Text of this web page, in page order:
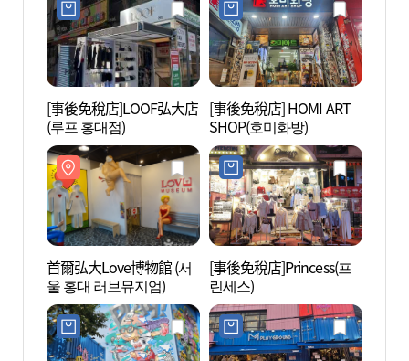
[事後免稅店]LOOF弘大店
(루프 홍대점)
[事後免稅店] HOMI ART
SHOP(호미화방)
首爾弘大Love博物館 (서
울 홍대 러브뮤지엄)
[事後免稅店]Princess(프
린세스)